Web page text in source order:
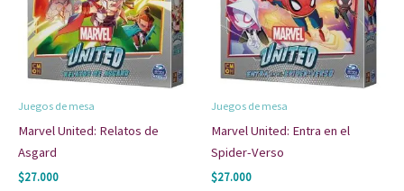
Juegos de mesa
Marvel United: Relatos de
Asgard
$27.000
Juegos de mesa
Marvel United: Entra en el
Spider-Verso
$27.000